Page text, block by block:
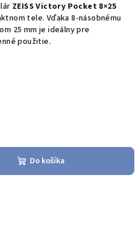
ZEISS Victory Pocket 8×25
tele. Vďaka 8-násobnému
25 mm je ideálny pre
použitie.
Do košíka